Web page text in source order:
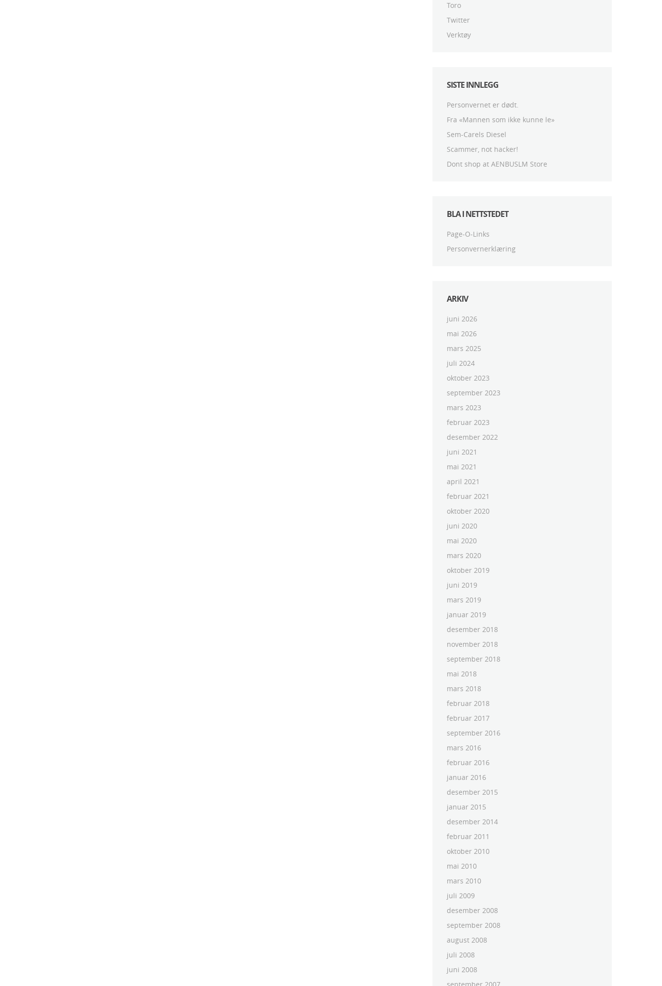
Toro
Twitter
Verktøy
SISTE INNLEGG
Personvernet er dødt.
Fra «Mannen som ikke kunne le»
Sem-Carels Diesel
Scammer, not hacker!
Dont shop at AENBUSLM Store
BLA I NETTSTEDET
Page-O-Links
Personvernerklæring
ARKIV
juni 2026
mai 2026
mars 2025
juli 2024
oktober 2023
september 2023
mars 2023
februar 2023
desember 2022
juni 2021
mai 2021
april 2021
februar 2021
oktober 2020
juni 2020
mai 2020
mars 2020
oktober 2019
juni 2019
mars 2019
januar 2019
desember 2018
november 2018
september 2018
mai 2018
mars 2018
februar 2018
februar 2017
september 2016
mars 2016
februar 2016
januar 2016
desember 2015
januar 2015
desember 2014
februar 2011
oktober 2010
mai 2010
mars 2010
juli 2009
desember 2008
september 2008
august 2008
juli 2008
juni 2008